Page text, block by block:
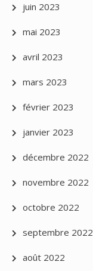
juin 2023
mai 2023
avril 2023
mars 2023
février 2023
janvier 2023
décembre 2022
novembre 2022
octobre 2022
septembre 2022
août 2022